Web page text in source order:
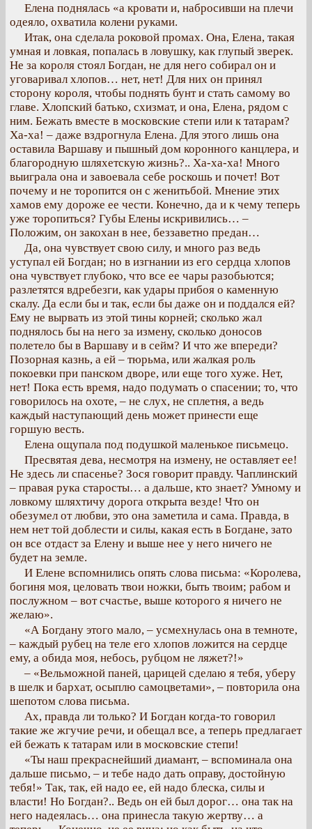
Елена поднялась «а кровати и, набросивши на плечи
одеяло, охватила колени руками.
Итак, она сделала роковой промах. Она, Елена, такая
умная и ловкая, попалась в ловушку, как глупый зверек.
Не за короля стоял Богдан, не для него собирал он и
уговаривал хлопов… нет, нет! Для них он принял
сторону короля, чтобы поднять бунт и стать самому во
главе. Хлопский батько, схизмат, и она, Елена, рядом с
ним. Бежать вместе в московские степи или к татарам?
Ха-ха! – даже вздрогнула Елена. Для этого лишь она
оставила Варшаву и пышный дом коронного канцлера, и
благородную шляхетскую жизнь?.. Ха-ха-ха! Много
выиграла она и завоевала себе роскошь и почет! Вот
почему и не торопится он с женитьбой. Мнение этих
хамов ему дороже ее чести. Конечно, да и к чему теперь
уже торопиться? Губы Елены искривились… –
Положим, он закохан в нее, беззаветно предан…
Да, она чувствует свою силу, и много раз ведь
уступал ей Богдан; но в изгнании из его сердца хлопов
она чувствует глубоко, что все ее чары разобьются;
разлетятся вдребезги, как удары прибоя о каменную
скалу. Да если бы и так, если бы даже он и поддался ей?
Ему не вырвать из этой тины корней; сколько жал
поднялось бы на него за измену, сколько доносов
полетело бы в Варшаву и в сейм? И что же впереди?
Позорная казнь, а ей – тюрьма, или жалкая роль
покоевки при панском дворе, или еще того хуже. Нет,
нет! Пока есть время, надо подумать о спасении; то, что
говорилось на охоте, – не слух, не сплетня, а ведь
каждый наступающий день может принести еще
горшую весть.
Елена ощупала под подушкой маленькое письмецо.
Пресвятая дева, несмотря на измену, не оставляет ее!
Не здесь ли спасенье? Зося говорит правду. Чаплинский
– правая рука старосты… а дальше, кто знает? Умному и
ловкому шляхтичу дорога открыта везде! Что он
обезумел от любви, это она заметила и сама. Правда, в
нем нет той доблести и силы, какая есть в Богдане, зато
он все отдаст за Елену и выше нее у него ничего не
будет на земле.
И Елене вспомнились опять слова письма: «Королева,
богиня моя, целовать твои ножки, быть твоим; рабом и
послужном – вот счастье, выше которого я ничего не
желаю».
«А Богдану этого мало, – усмехнулась она в темноте,
– каждый рубец на теле его хлопов ложится на сердце
ему, а обида моя, небось, рубцом не ляжет?!»
– «Вельможной паней, царицей сделаю я тебя, уберу
в шелк и бархат, осыплю самоцветами», – повторила она
шепотом слова письма.
Ах, правда ли только? И Богдан когда-то говорил
такие же жгучие речи, и обещал все, а теперь предлагает
ей бежать к татарам или в московские степи!
«Ты наш прекраснейший диамант, – вспоминала она
дальше письмо, – и тебе надо дать оправу, достойную
тебя!» Так, так, ей надо ее, ей надо блеска, силы и
власти! Но Богдан?.. Ведь он ей был дорог… она так на
него надеялась… она принесла такую жертву… а